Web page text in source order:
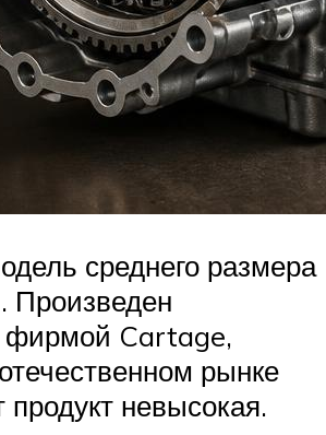
среднего размера
Произведен
фирмой Cartage,
рынке
продукт невысокая.